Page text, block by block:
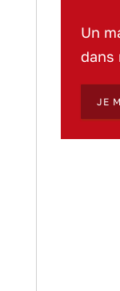
Un
dans
JE